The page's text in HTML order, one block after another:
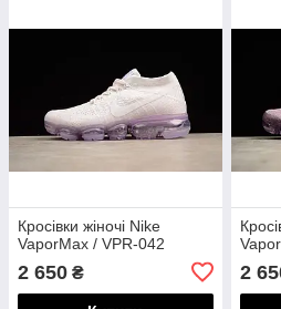
Кросівки жіночі Nike
VaporMax / VPR-042
2 650 ₴ 2